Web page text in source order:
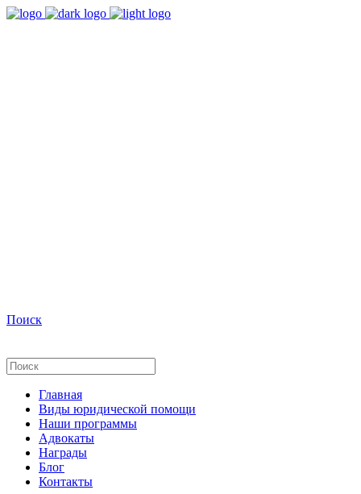
Поиск
Главная
Виды юридической помощи
Наши программы
Адвокаты
Награды
Блог
Контакты